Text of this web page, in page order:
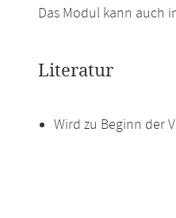
Das Modul kann auch
Literatur
Wird zu Beginn der